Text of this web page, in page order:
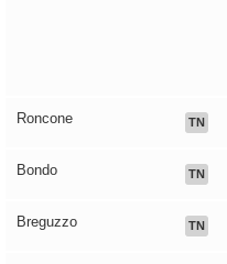
Roncone TN
Bondo TN
Breguzzo TN